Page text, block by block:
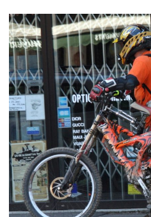
Nhật ký sửa chữa
About
Login
Register